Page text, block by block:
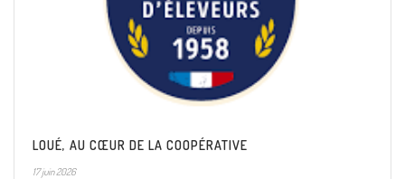
LOUÉ, AU CŒUR DE LA COOPÉRATIVE
17 juin 2026